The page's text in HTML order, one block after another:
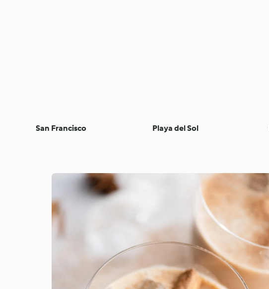
San Francisco Playa del Sol